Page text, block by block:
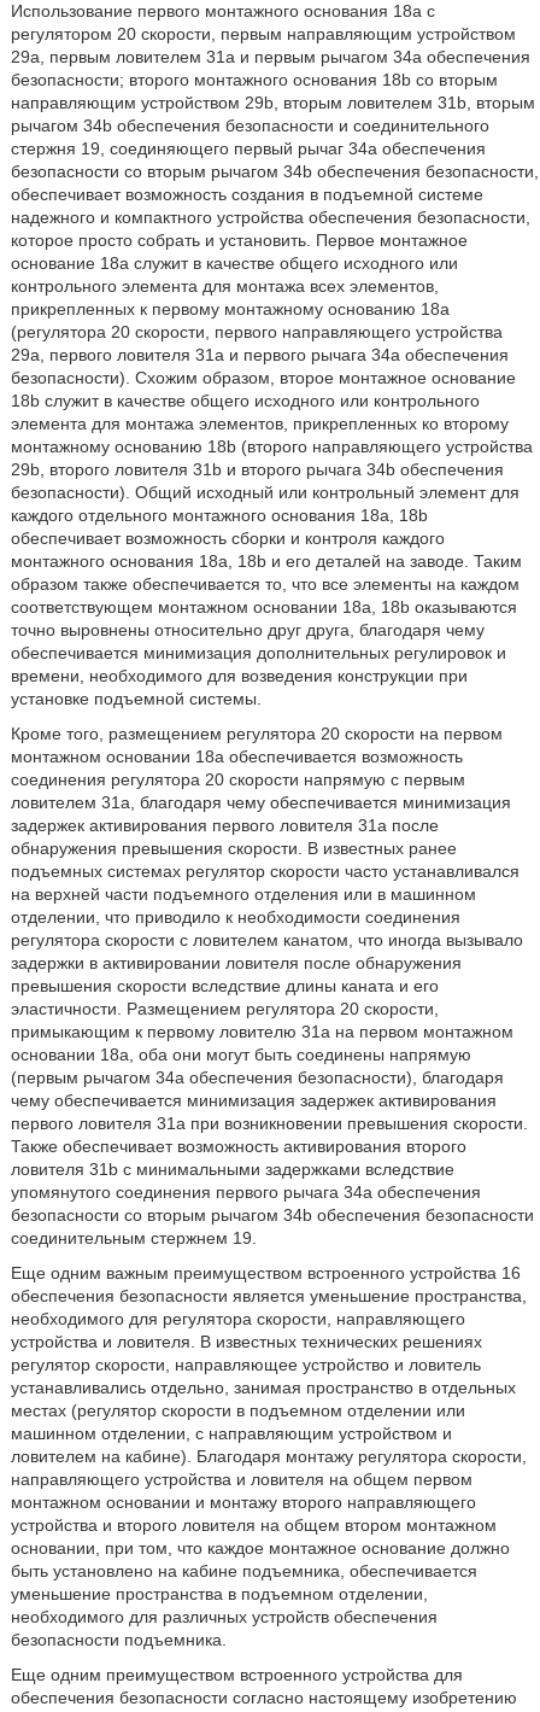
Использование первого монтажного основания 18а с
регулятором 20 скорости, первым направляющим устройством
29а, первым ловителем 31а и первым рычагом 34а обеспечения
безопасности; второго монтажного основания 18b со вторым
направляющим устройством 29b, вторым ловителем 31b, вторым
рычагом 34b обеспечения безопасности и соединительного
стержня 19, соединяющего первый рычаг 34a обеспечения
безопасности со вторым рычагом 34b обеспечения безопасности,
обеспечивает возможность создания в подъемной системе
надежного и компактного устройства обеспечения безопасности,
которое просто собрать и установить. Первое монтажное
основание 18a служит в качестве общего исходного или
контрольного элемента для монтажа всех элементов,
прикрепленных к первому монтажному основанию 18a
(регулятора 20 скорости, первого направляющего устройства
29a, первого ловителя 31a и первого рычага 34a обеспечения
безопасности). Схожим образом, второе монтажное основание
18b служит в качестве общего исходного или контрольного
элемента для монтажа элементов, прикрепленных ко второму
монтажному основанию 18b (второго направляющего устройства
29b, второго ловителя 31b и второго рычага 34b обеспечения
безопасности). Общий исходный или контрольный элемент для
каждого отдельного монтажного основания 18a, 18b
обеспечивает возможность сборки и контроля каждого
монтажного основания 18a, 18b и его деталей на заводе. Таким
образом также обеспечивается то, что все элементы на каждом
соответствующем монтажном основании 18a, 18b оказываются
точно выровнены относительно друг друга, благодаря чему
обеспечивается минимизация дополнительных регулировок и
времени, необходимого для возведения конструкции при
установке подъемной системы.
Кроме того, размещением регулятора 20 скорости на первом
монтажном основании 18a обеспечивается возможность
соединения регулятора 20 скорости напрямую с первым
ловителем 31a, благодаря чему обеспечивается минимизация
задержек активирования первого ловителя 31a после
обнаружения превышения скорости. В известных ранее
подъемных системах регулятор скорости часто устанавливался
на верхней части подъемного отделения или в машинном
отделении, что приводило к необходимости соединения
регулятора скорости с ловителем канатом, что иногда вызывало
задержки в активировании ловителя после обнаружения
превышения скорости вследствие длины каната и его
эластичности. Размещением регулятора 20 скорости,
примыкающим к первому ловителю 31a на первом монтажном
основании 18a, оба они могут быть соединены напрямую
(первым рычагом 34a обеспечения безопасности), благодаря
чему обеспечивается минимизация задержек активирования
первого ловителя 31a при возникновении превышения скорости.
Также обеспечивает возможность активирования второго
ловителя 31b с минимальными задержками вследствие
упомянутого соединения первого рычага 34a обеспечения
безопасности со вторым рычагом 34b обеспечения безопасности
соединительным стержнем 19.
Еще одним важным преимуществом встроенного устройства 16
обеспечения безопасности является уменьшение пространства,
необходимого для регулятора скорости, направляющего
устройства и ловителя. В известных технических решениях
регулятор скорости, направляющее устройство и ловитель
устанавливались отдельно, занимая пространство в отдельных
местах (регулятор скорости в подъемном отделении или
машинном отделении, с направляющим устройством и
ловителем на кабине). Благодаря монтажу регулятора скорости,
направляющего устройства и ловителя на общем первом
монтажном основании и монтажу второго направляющего
устройства и второго ловителя на общем втором монтажном
основании, при том, что каждое монтажное основание должно
быть установлено на кабине подъемника, обеспечивается
уменьшение пространства в подъемном отделении,
необходимого для различных устройств обеспечения
безопасности подъемника.
Еще одним преимуществом встроенного устройства для
обеспечения безопасности согласно настоящему изобретению